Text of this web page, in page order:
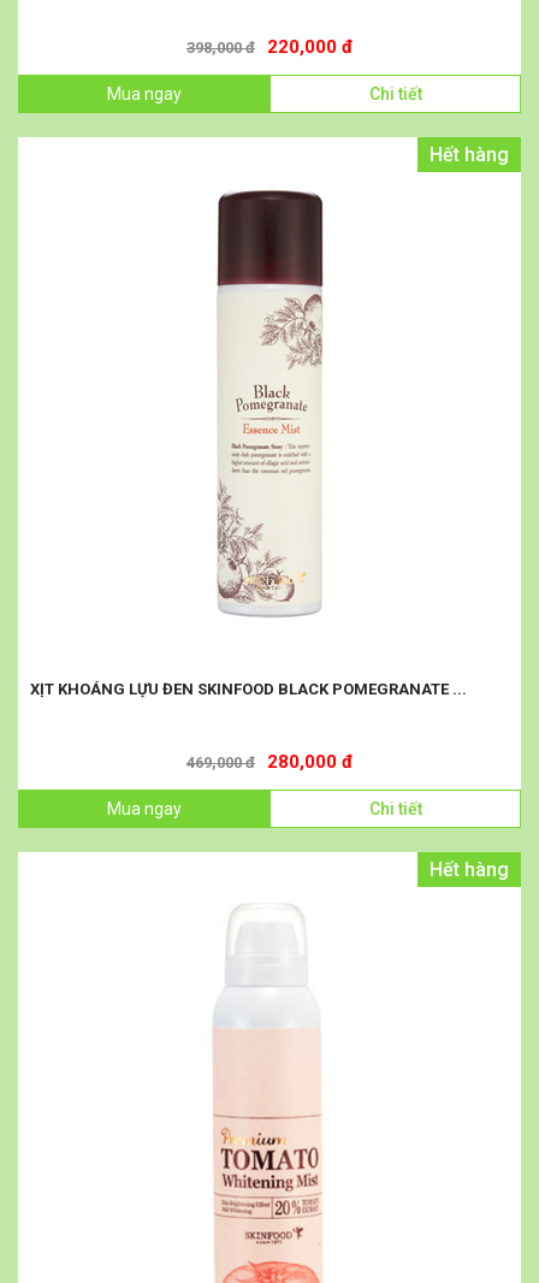
398,000 đ 220,000 đ
Mua ngay Chi tiết
Hết hàng
XỊT KHOÁNG LỰU ĐEN SKINFOOD BLACK POMEGRANATE ...
469,000 đ 280,000 đ
Mua ngay Chi tiết
Hết hàng